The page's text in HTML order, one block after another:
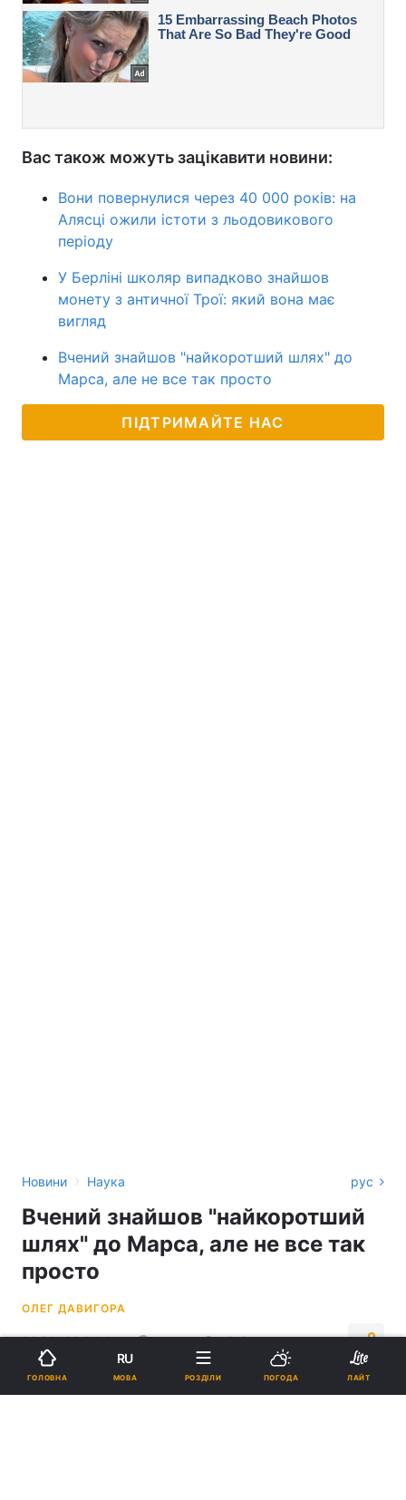
Вас також можуть зацікавити новини:
Вони повернулися через 40 000 років: на
Алясці ожили істоти з льодовикового
періоду
У Берліні школяр випадково знайшов
монету з античної Трої: який вона має
вигляд
Вчений знайшов "найкоротший шлях" до
Марса, але не все так просто
ПІДТРИМАЙТЕ НАС
Новини › Наука рус
Вчений знайшов "найкоротший
шлях" до Марса, але не все так
просто
ОЛЕГ ДАВИГОРА
23:58, 29.04.26 6 хв. 1747
Підпишіться на нас в Google
ГОЛОВНА
RU
МОВА РОЗДІЛИ ПОГОДА ЛАЙТ